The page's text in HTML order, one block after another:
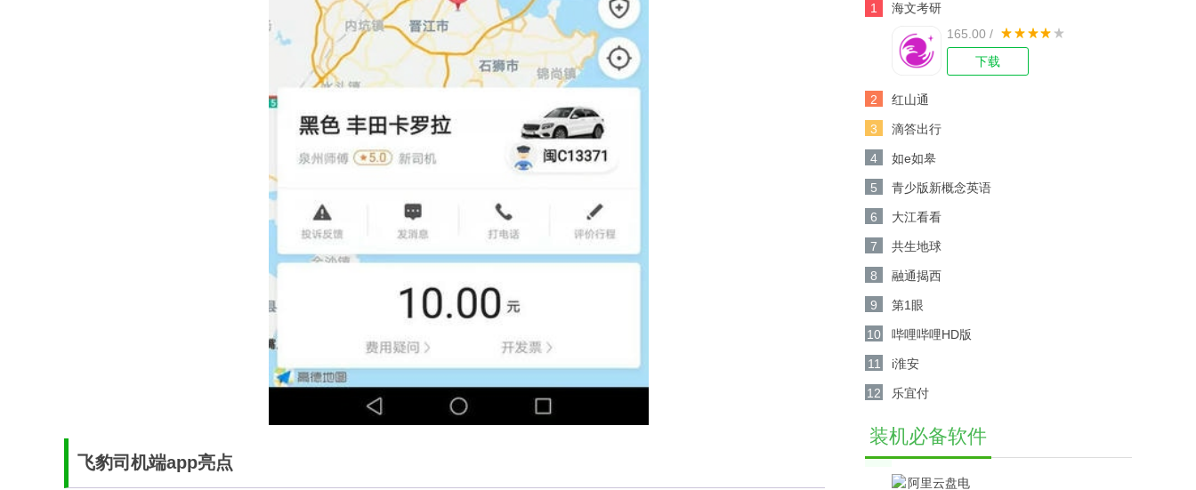
飞豹司机端app亮点
1
海文考研
165.00 /
下载
2 红山通
3 滴答出行
4 如e如皋
5 青少版新概念英语
6 大江看看
7 共生地球
8 融通揭西
9 第1眼
10 哔哩哔哩HD版
11 i淮安
12 乐宜付
装机必备软件